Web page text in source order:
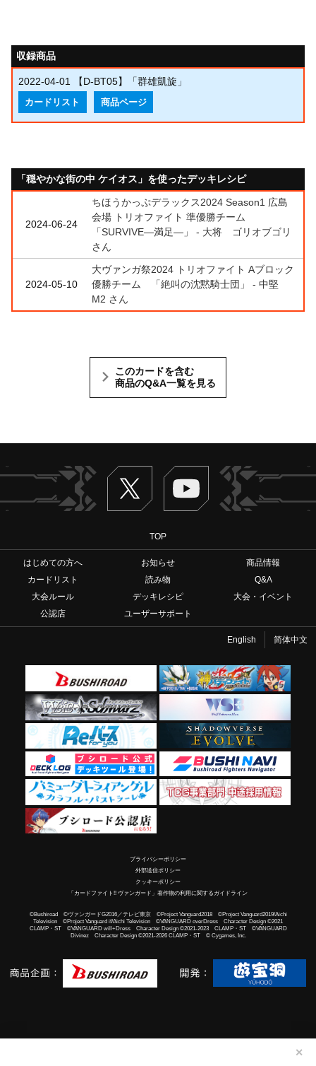
✕
収録商品
2022-04-01 【D-BT05】「群雄凱旋」
カードリスト 商品ページ
「穏やかな街の中 ケイオス」を使ったデッキレシピ
2024-06-24
ちほうかっぷデラックス2024 Season1 広島
会場 トリオファイト 準優勝チーム
「SURVIVE―満足―」 - 大将 ゴリオブゴリ
さん
2024-05-10
大ヴァンガ祭2024 トリオファイト Aブロック
優勝チーム 「絶叫の沈黙騎士団」 - 中堅
M2 さん
このカードを含む
商品のQ&A一覧を見る
Twitter ヴァンガードch
TOP
はじめての方へ お知らせ
商品情報
カードリスト
読み物
Q&A
大会ルール
デッキレシピ
大会・イベント
公認店
ユーザーサポート
English 简体中文
プライバシーポリシー
外部送信ポリシー
クッキーポリシー
「カードファイト!! ヴァンガード」著作物の利用に関するガイドライン
©Bushiroad ©ヴァンガードG2016／テレビ東京 ©Project Vanguard2018 ©Project Vanguard2019/Aichi
Television ©Project Vanguard if/Aichi Television ©VANGUARD overDress Character Design ©2021
CLAMP・ST ©VANGUARD will+Dress Character Design ©2021-2023 CLAMP・ST ©VANGUARD
Divinez Character Design ©2021-2026 CLAMP・ST © Cygames, Inc.